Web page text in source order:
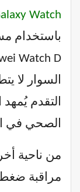
Watch
باستخدام
السوار لا
التقدم
الصحي في
مراقبة ضغط